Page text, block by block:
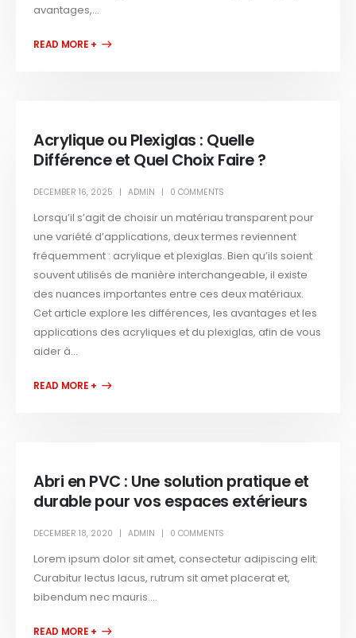
avantages,...
READ MORE +
Acrylique ou Plexiglas : Quelle
Différence et Quel Choix Faire ?
DECEMBER 16, 2025 ADMIN 0 COMMENTS
Lorsqu’il s’agit de choisir un matériau transparent pour
une variété d’applications, deux termes reviennent
fréquemment : acrylique et plexiglas. Bien qu’ils soient
souvent utilisés de manière interchangeable, il existe
des nuances importantes entre ces deux matériaux.
Cet article explore les différences, les avantages et les
applications des acryliques et du plexiglas, afin de vous
aider à...
READ MORE +
Abri en PVC : Une solution pratique et
durable pour vos espaces extérieurs
DECEMBER 18, 2020 ADMIN 0 COMMENTS
Lorem ipsum dolor sit amet, consectetur adipiscing elit.
Curabitur lectus lacus, rutrum sit amet placerat et,
bibendum nec mauris....
READ MORE +